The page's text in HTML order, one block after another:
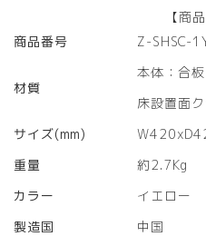
【商
商品番号
Z-SHSC-
材質
本体：合板
床設置面
サイズ(mm)
重量
約2.7Kg
カラー
イエロー
製造国
中国